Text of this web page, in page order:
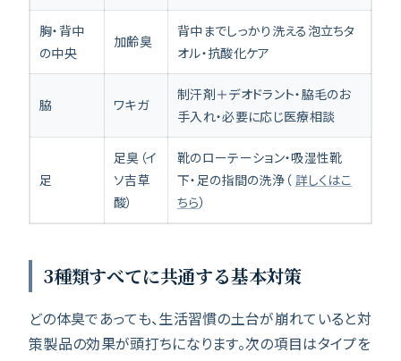
胸・背中
の中央
加齢臭
背中までしっかり洗える泡立ちタ
オル・抗酸化ケア
脇 ワキガ
制汗剤＋デオドラント・脇毛のお
手入れ・必要に応じ医療相談
足
足臭（イ
ソ吉草
酸）
靴のローテーション・吸湿性靴
下・足の指間の洗浄（ 詳しくはこ
ちら）
3種類すべてに共通する基本対策
どの体臭であっても、生活習慣の土台が崩れていると対
策製品の効果が頭打ちになります。次の項目はタイプを